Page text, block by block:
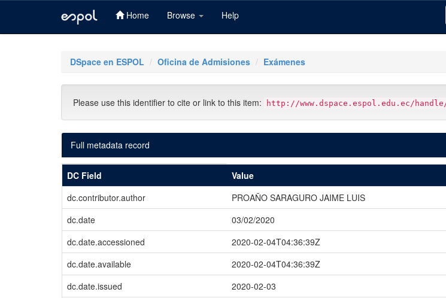
Home Browse Help
DSpace en ESPOL Oficina de Admisiones Exámenes
Please use this identifier to cite or link to this item: http://www.dspace.espol.edu.ec/handle/
Full metadata record
DC Field Value
dc.contributor.author
PROAÑO SARAGURO JAIME LUIS
dc.date
03/02/2020
dc.date.accessioned
2020-02-04T04:36:39Z
dc.date.available
2020-02-04T04:36:39Z
dc.date.issued
2020-02-03